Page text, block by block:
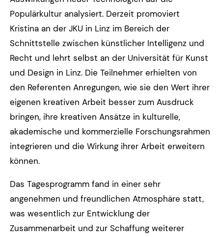
Populärkultur analysiert. Derzeit promoviert
Kristina an der JKU in Linz im Bereich der
Schnittstelle zwischen künstlicher Intelligenz und
Recht und lehrt selbst an der Universität für Kunst
und Design in Linz. Die Teilnehmer erhielten von
den Referenten Anregungen, wie sie den Wert ihrer
eigenen kreativen Arbeit besser zum Ausdruck
bringen, ihre kreativen Ansätze in kulturelle,
akademische und kommerzielle Forschungsrahmen
integrieren und die Wirkung ihrer Arbeit erweitern
können.
Das Tagesprogramm fand in einer sehr
angenehmen und freundlichen Atmosphäre statt,
was wesentlich zur Entwicklung der
Zusammenarbeit und zur Schaffung weiterer